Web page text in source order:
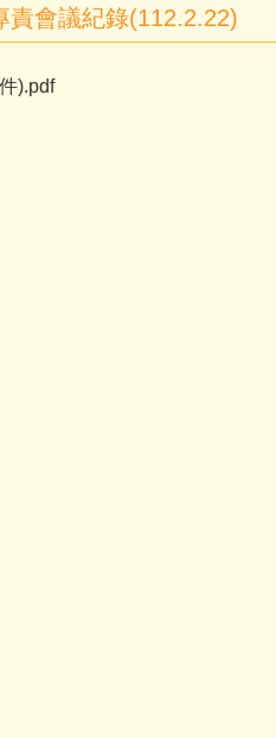
責會議紀錄(112.2.22)
).pdf